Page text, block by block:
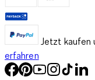
Jetzt kaufen
erfahren